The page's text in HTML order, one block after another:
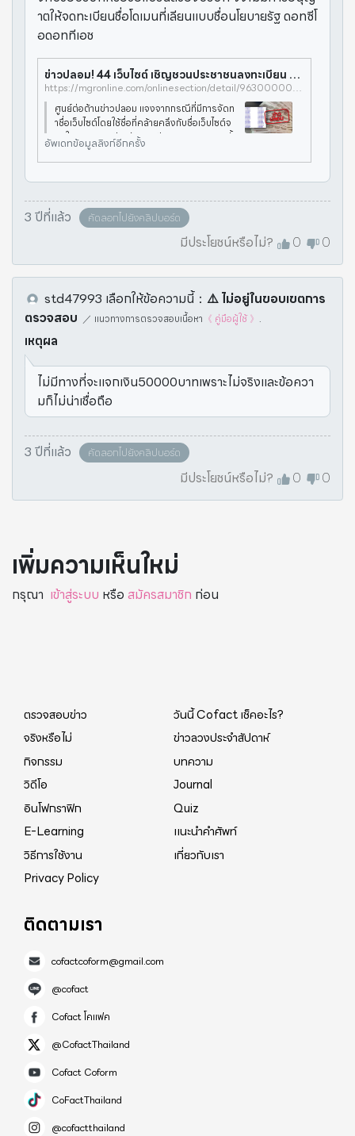
าตให้จดทะเบียนชื่อโดเมนที่เลียนแบบชื่อนโยบายรัฐ ดอทซีโ
อดอททีเอช
ข่าวปลอม! 44 เว็บไซต์ เชิญชวนประชาชนลงทะเบียน รับเงิน 5,000 บาท เยียวยา COVID-19
https://mgronline.com/onlinesection/detail/9630000031756
ศูนย์ต่อต้านข่าวปลอม แจงจากกรณีที่มีการจัดท
ำชื่อเว็บไซต์โดยใช้ชื่อที่คล้ายคลึงกับชื่อเว็บไซต์จ
ริงในการลงทะเบียนรับเงินเยียวยา5,000บาทนั้
น ทางธนาคารกรุงไทยชี้แจงถึงประเด็นดังกล่าว
ว่า"การลงทะเบียนจะทำผ่
อัพเดทข้อมูลลิงก์อีกครั้ง
3 ปีที่แล้ว คัดลอกไปยังคลิปบอร์ด
มีประโยชน์หรือไม่? 0 0
std47993 เลือกให้ข้อความนี้： ⚠️️ ไม่อยู่ในขอบเขตการ
ตรวจสอบ ／ แนวทางการตรวจสอบเนื้อหา 《 คู่มือผู้ใช้ 》 .
เหตุผล
ไม่มีทางที่จะแจกเงิน50000บาทเพราะไม่จริงและข้อควา
มก็ไม่น่าเชื่อถือ
3 ปีที่แล้ว คัดลอกไปยังคลิปบอร์ด
มีประโยชน์หรือไม่? 0 0
เพิ่มความเห็นใหม่
กรุณา เข้าสู่ระบบ หรือ สมัครสมาชิก ก่อน
ตรวจสอบข่าว
วันนี้ Cofact เช็คอะไร?
จริงหรือไม่
ข่าวลวงประจำสัปดาห์
กิจกรรม
บทความ
วิดีโอ
Journal
อินโฟกราฟิก
Quiz
E-Learning
แนะนำคำศัพท์
วิธีการใช้งาน
เกี่ยวกับเรา
Privacy Policy
ติดตามเรา
cofactcoform@gmail.com
@cofact
Cofact โคแฟค
@CofactThailand
Cofact Coform
CoFactThailand
@cofactthailand